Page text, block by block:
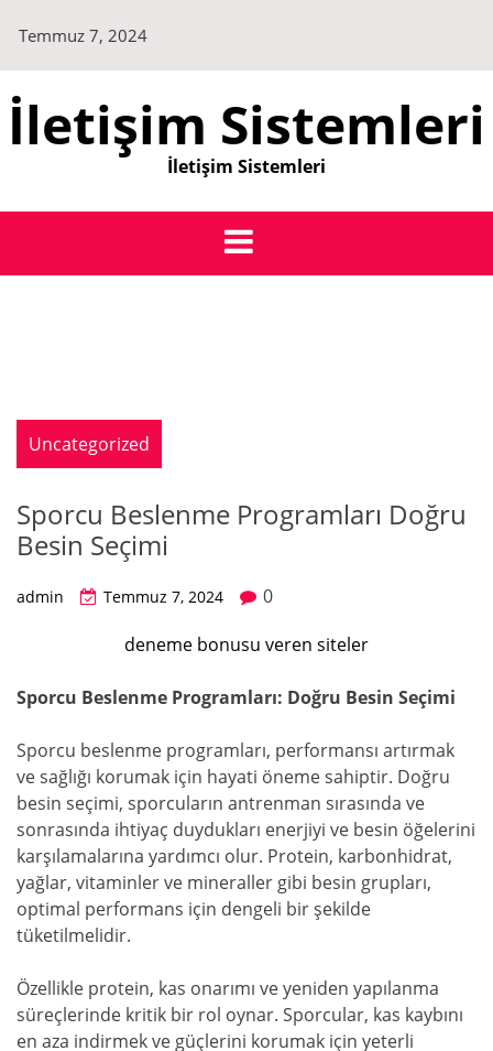
content
Temmuz 7, 2024
İletişim Sistemleri
İletişim Sistemleri
Uncategorized
Sporcu Beslenme Programları Doğru
Besin Seçimi
admin Temmuz 7, 2024
0
deneme bonusu veren siteler
Sporcu Beslenme Programları: Doğru Besin Seçimi
Sporcu beslenme programları, performansı artırmak
ve sağlığı korumak için hayati öneme sahiptir. Doğru
besin seçimi, sporcuların antrenman sırasında ve
sonrasında ihtiyaç duydukları enerjiyi ve besin öğelerini
karşılamalarına yardımcı olur. Protein, karbonhidrat,
yağlar, vitaminler ve mineraller gibi besin grupları,
optimal performans için dengeli bir şekilde
tüketilmelidir.
Özellikle protein, kas onarımı ve yeniden yapılanma
süreçlerinde kritik bir rol oynar. Sporcular, kas kaybını
en aza indirmek ve güçlerini korumak için yeterli